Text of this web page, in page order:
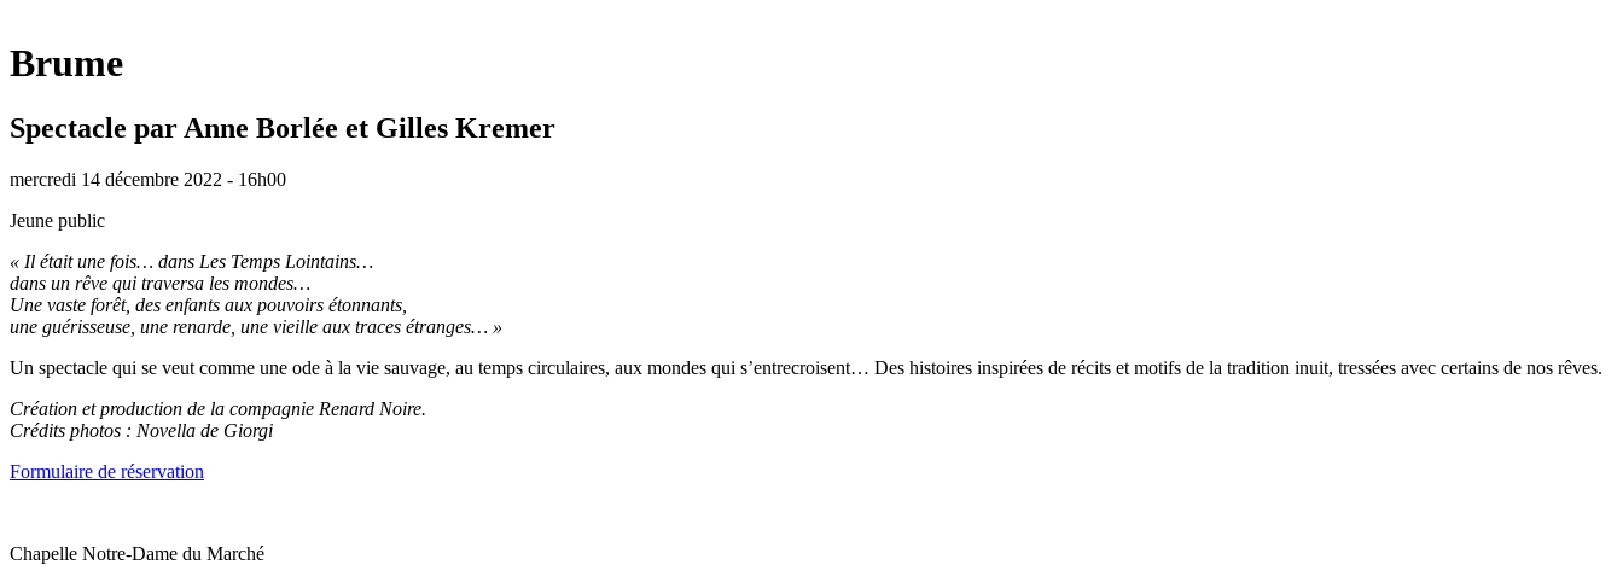
Brume
Spectacle par Anne Borlée et Gilles Kremer
mercredi 14 décembre 2022 - 16h00
Jeune public
« Il était une fois… dans Les Temps Lointains…
dans un rêve qui traversa les mondes…
Une vaste forêt, des enfants aux pouvoirs étonnants,
une guérisseuse, une renarde, une vieille aux traces étranges… »
Un spectacle qui se veut comme une ode à la vie sauvage, au temps circulaires, aux mondes qui s’entrecroisent… Des histoires inspirées de récits et motifs de la tradition inuit, tressées avec certains de nos rêves.
Création et production de la compagnie Renard Noire.
Crédits photos : Novella de Giorgi
Formulaire de réservation
Chapelle Notre-Dame du Marché